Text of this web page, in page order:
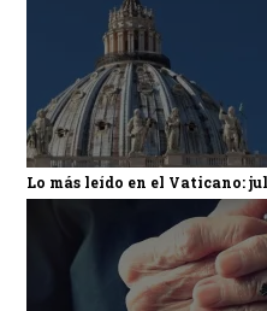
Lo más leído en el Vaticano: